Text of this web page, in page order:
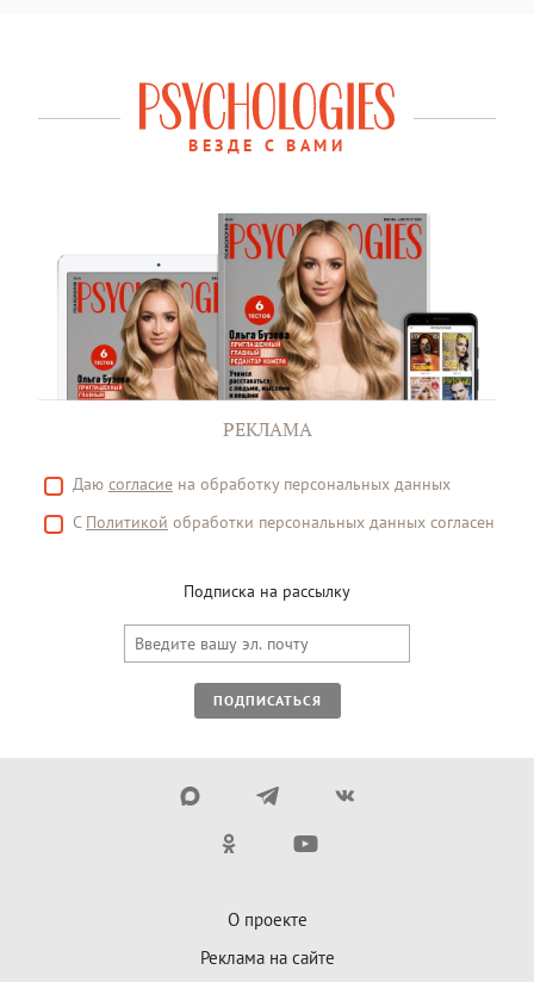
ВЕЗДЕ С ВАМИ
РЕКЛАМА
Даю согласие на обработку персональных данных
С Политикой обработки персональных данных согласен
Подписка на рассылку
ПОДПИСАТЬСЯ
О проекте
Реклама на сайте